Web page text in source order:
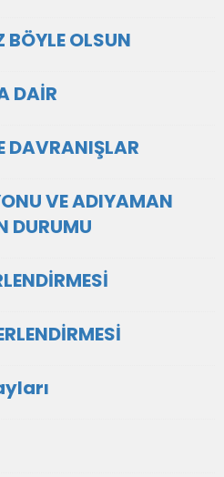
OLSUN
DAİR
DAVRANIŞLAR
VE ADIYAMAN
DURUMU